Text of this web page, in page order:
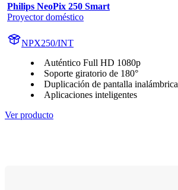
Philips NeoPix 250 Smart
Proyector doméstico
NPX250/INT
Auténtico Full HD 1080p
Soporte giratorio de 180°
Duplicación de pantalla inalámbrica
Aplicaciones inteligentes
Ver producto